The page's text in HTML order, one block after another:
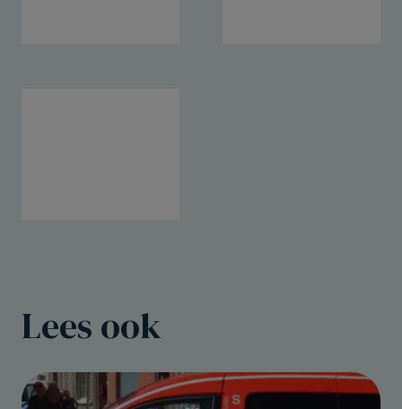
Lees ook